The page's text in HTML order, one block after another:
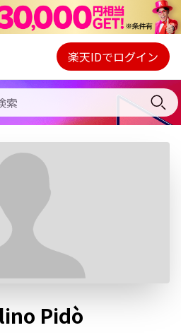
Webプレイヤー
ご契約内容の確認・変更
楽天IDでログイン
Pidò